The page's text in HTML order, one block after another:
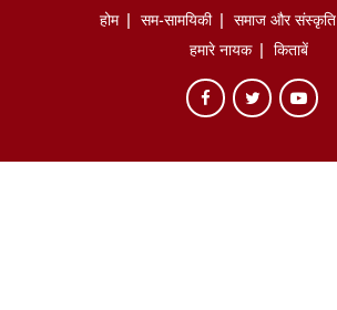
होम सम-सामयिकी समाज और संस्कृति
हमारे नायक
किताबें